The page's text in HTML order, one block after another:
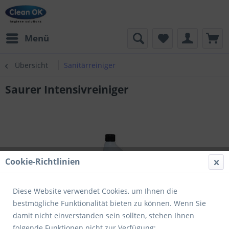
Menü
Übersicht Sanitärreiniger
Saurer Intensivreiniger
Cookie-Richtlinien
Diese Website verwendet Cookies, um Ihnen die
bestmögliche Funktionalität bieten zu können. Wenn Sie
damit nicht einverstanden sein sollten, stehen Ihnen